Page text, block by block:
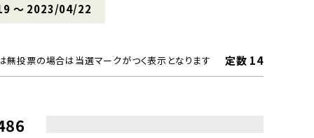
〜 2023/04/22
無投票の場合は当選マークがつく表示となります 定数 14